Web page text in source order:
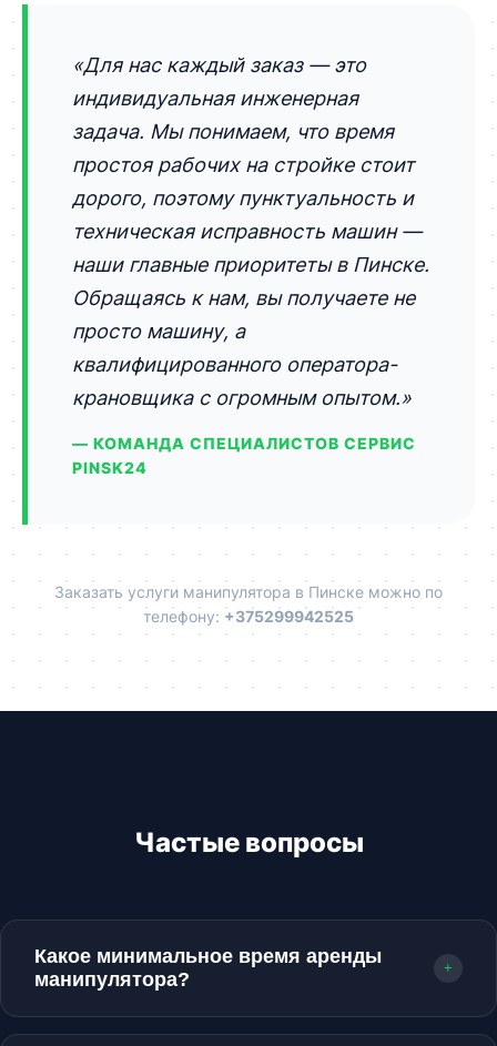
«Для нас каждый заказ — это
индивидуальная инженерная
задача. Мы понимаем, что время
простоя рабочих на стройке стоит
дорого, поэтому пунктуальность и
техническая исправность машин —
наши главные приоритеты в Пинске.
Обращаясь к нам, вы получаете не
просто машину, а
квалифицированного оператора-
крановщика с огромным опытом.»
— КОМАНДА СПЕЦИАЛИСТОВ СЕРВИС
PINSK24
Заказать услуги манипулятора в Пинске можно по
телефону: +375299942525
Частые вопросы
Какое минимальное время аренды
манипулятора?
+
Минимальное время заказа в пределах города